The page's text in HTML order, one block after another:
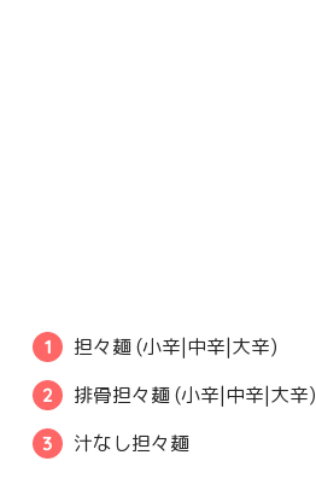
担々麺 (小辛|中辛|大辛)
排骨担々麺 (小辛|中辛|大辛)
汁なし担々麺